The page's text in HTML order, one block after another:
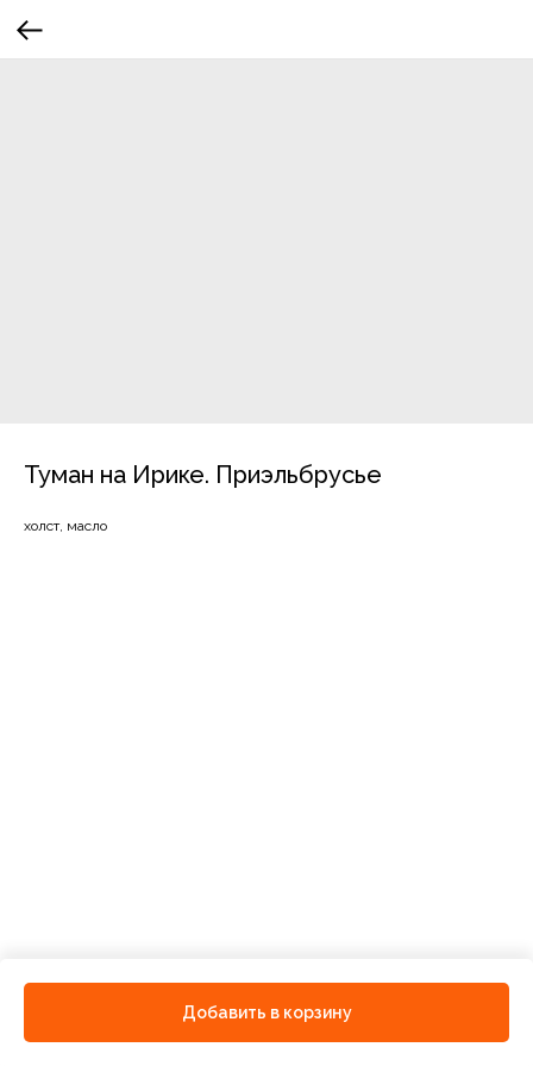
Туман на Ирике. Приэльбрусье
Добавить в корзину
холст, масло